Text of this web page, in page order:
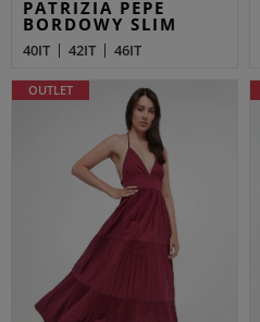
PATRIZIA PEPE
BORDOWY SLIM
40IT 42IT 46IT
OUTLET